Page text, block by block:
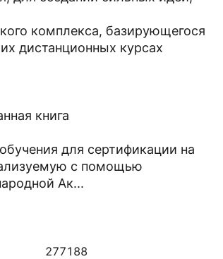
комплекса, базирующегося
дистанционных курсах
книга
для сертификации на
с помощью
Ак...
277188